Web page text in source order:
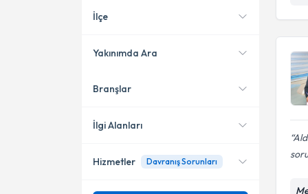
İlçe
Akdeniz
Yenişehir
Yakınımda Ara
Konumuma yakın uzmanları
Branşlar
Klinik Psikolog
İlgi Alanları
Hizmetler Davranış Sorunları